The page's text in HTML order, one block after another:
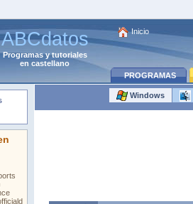
ABCdatos
Programasytutoriales
en castellano
Inicio
PROGRAMAS
Windows